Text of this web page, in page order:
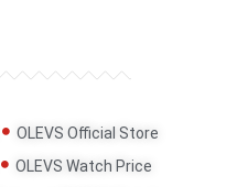
OLEVS Official Store
OLEVS Watch Price